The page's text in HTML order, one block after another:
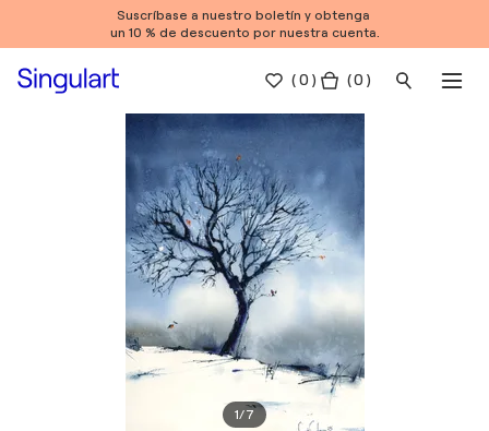
Suscríbase a nuestro boletín y obtenga
un 10 % de descuento por nuestra cuenta.
(0 ) ( 0 )
1/7